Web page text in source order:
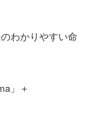
わかりやすい命
」＋